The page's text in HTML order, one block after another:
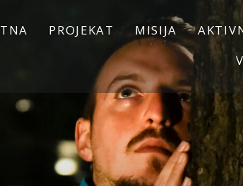
PROJEKAT MISIJA